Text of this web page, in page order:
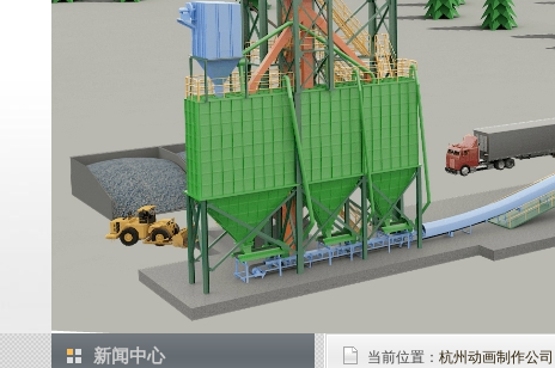
新闻中心 当前位置： 杭州动画制作公司